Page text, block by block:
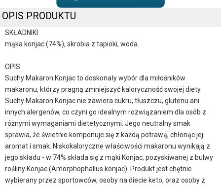
OPIS PRODUKTU
SKŁADNIKI
mąka konjac (74%), skrobia z tapioki, woda.
OPIS
Suchy Makaron Konjac to doskonały wybór dla miłośników
makaronu, którzy pragną zmniejszyć kaloryczność swojej diety.
Suchy Makaron Konjac nie zawiera cukru, tłuszczu, glutenu ani
innych alergenów, co czyni go idealnym rozwiązaniem dla osób z
różnymi wymaganiami dietetycznymi. Jego neutralny smak
sprawia, że świetnie komponuje się z każdą potrawą, chłonąc jej
aromat i smak. Niskokaloryczne właściwości makaronu wynikają z
jego składu - w 74% składa się z mąki Konjac, pozyskiwanej z bulwy
rośliny Konjac (Amorphophallus konjac). Produkt jest chętnie
wybierany przez sportowców, osoby na diecie keto, oraz osoby z